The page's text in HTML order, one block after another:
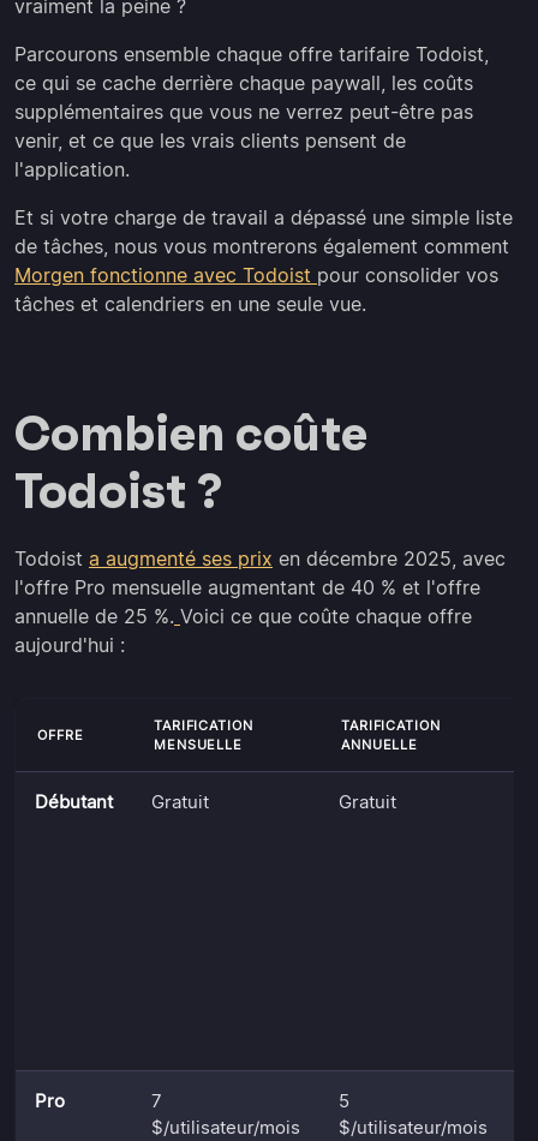
vraiment la peine ?
Parcourons ensemble chaque offre tarifaire Todoist,
ce qui se cache derrière chaque paywall, les coûts
supplémentaires que vous ne verrez peut-être pas
venir, et ce que les vrais clients pensent de
l'application.
Et si votre charge de travail a dépassé une simple liste
de tâches, nous vous montrerons également comment
Morgen fonctionne avec Todoist pour consolider vos
tâches et calendriers en une seule vue.
Combien coûte
Todoist ?
Todoist a augmenté ses prix en décembre 2025, avec
l'offre Pro mensuelle augmentant de 40 % et l'offre
annuelle de 25 %. Voici ce que coûte chaque offre
aujourd'hui :
OFFRE
TARIFICATION
MENSUELLE
TARIFICATION
ANNUELLE
Débutant Gratuit Gratuit
Pro
7
$/utilisateur/mois
5
$/utilisateur/mois